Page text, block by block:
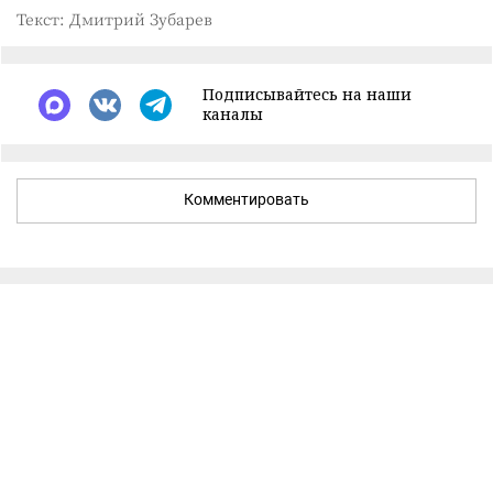
Текст: Дмитрий Зубарев
Подписывайтесь на наши
каналы
Комментировать